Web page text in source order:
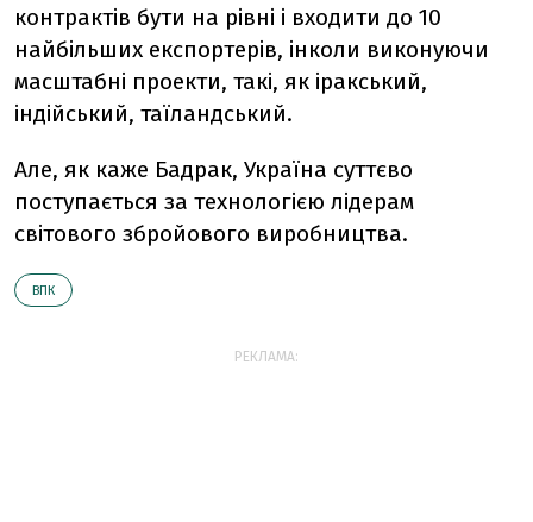
контрактів бути на рівні і входити до 10
найбільших експортерів, інколи виконуючи
масштабні проекти, такі, як іракський,
індійський, таїландський.
Але, як каже Бадрак, Україна суттєво
поступається за технологією лідерам
світового збройового виробництва.
ВПК
РЕКЛАМА: